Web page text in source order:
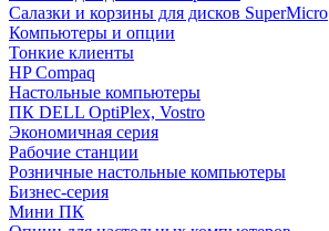
Салазки и корзины для дисков SuperMicro
Компьютеры и опции
Тонкие клиенты
HP Compaq
Настольные компьютеры
ПК DELL OptiPlex, Vostro
Экономичная серия
Рабочие станции
Розничные настольные компьютеры
Бизнес-серия
Мини ПК